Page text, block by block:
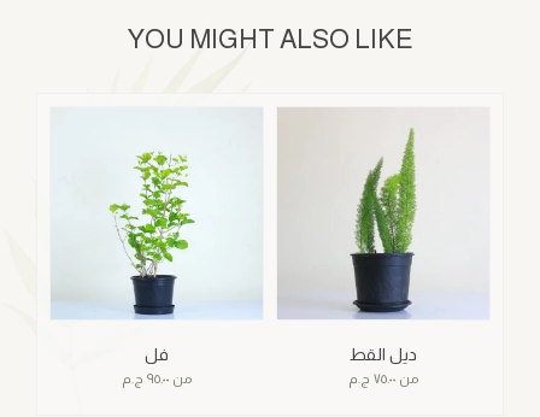
YOU MIGHT ALSO LIKE
فل
من ٩٥.٠٠ ج.م
ديل القط
من ٧٥.٠٠ ج.م